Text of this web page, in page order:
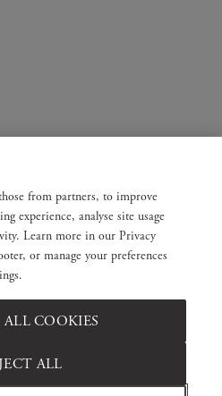
from partners, to improve
experience, analyse site usage
Learn more in our Privacy
or manage your preferences
ALL
ALL COOKIES